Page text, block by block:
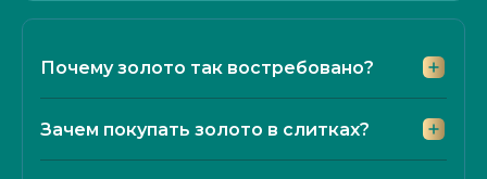
Почему золото так востребовано?
Зачем покупать золото в слитках?